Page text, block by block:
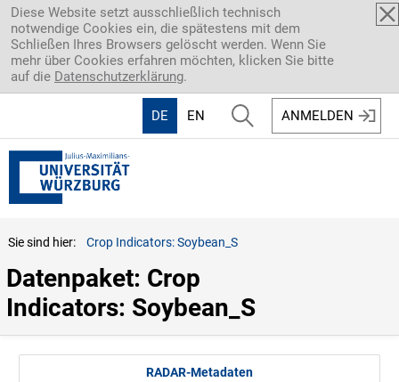
Direkt zum Inhalt
Diese Website setzt ausschließlich technisch
notwendige Cookies ein, die spätestens mit dem
Schließen Ihres Browsers gelöscht werden. Wenn Sie
mehr über Cookies erfahren möchten, klicken Sie bitte
auf die Datenschutzerklärung.
DE EN ANMELDEN
Sie sind hier: Crop Indicators: Soybean_S
Datenpaket: Crop
Indicators: Soybean_S
RADAR-Metadaten